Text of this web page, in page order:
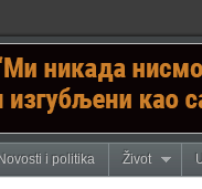
i politika Život